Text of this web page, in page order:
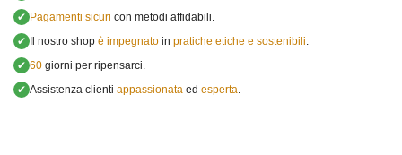
✔ Pagamenti sicuri con metodi affidabili.
✔ Il nostro shop è impegnato in pratiche etiche e sostenibili
✔ 60 giorni per ripensarci.
✔ Assistenza clienti appassionata ed esperta